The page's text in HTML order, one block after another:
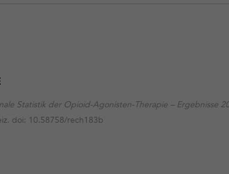
Statistik der Opioid-Agonisten-Therapie – Ergebnisse
doi: 10.58758/rech183b